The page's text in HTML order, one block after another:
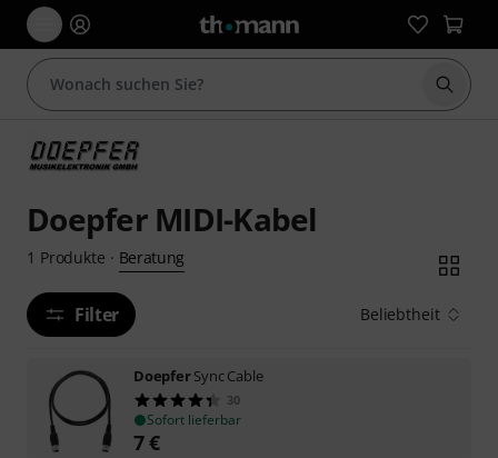
Suche
Doepfer MIDI-Kabel
1 Produkte · Beratung
Filter Beliebtheit
DoepferSync Cable
30
Sofort lieferbar
7€